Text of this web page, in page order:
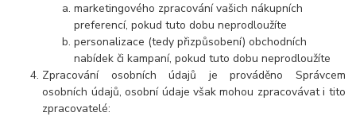
marketingového zpracování vašich nákupních
preferencí, pokud tuto dobu neprodloužíte
personalizace (tedy přizpůsobení) obchodních
nabídek či kampaní, pokud tuto dobu neprodloužíte
Zpracování osobních údajů je prováděno Správcem
osobních údajů, osobní údaje však mohou zpracovávat i tito
zpracovatelé: